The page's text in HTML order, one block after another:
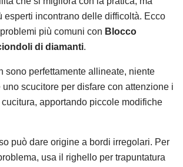
esperti incontrano delle difficoltà. Ecco
più comuni con Blocco
di diamanti.
sono perfettamente allineate, niente
scucitore per disfare con attenzione i
apportando piccole modifiche
può dare origine a bordi irregolari. Per
usa il righello per trapuntatura